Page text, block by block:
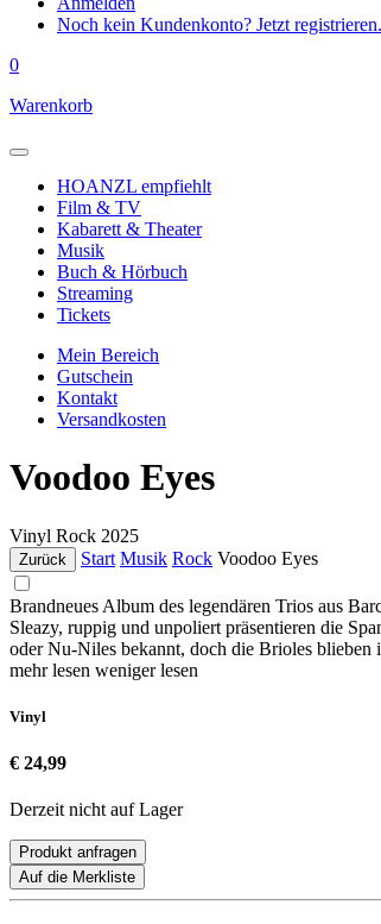
Noch kein Kundenkonto? Jetzt registrieren.
0
Warenkorb
HOANZL empfiehlt
Film & TV
Kabarett & Theater
Musik
Buch & Hörbuch
Streaming
Tickets
Mein Bereich
Gutschein
Kontakt
Versandkosten
Voodoo Eyes
Vinyl Rock 2025
Zurück Start Musik Rock Voodoo Eyes
Brandneues Album des legendären Trios aus
Sleazy, ruppig und unpoliert präsentieren die
oder Nu-Niles bekannt, doch die Brioles blieben
mehr lesen weniger lesen
Vinyl
€ 24,99
Derzeit nicht auf Lager
Produkt anfragen
Auf die Merkliste